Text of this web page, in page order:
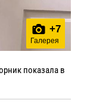
+7
Галерея
показала в